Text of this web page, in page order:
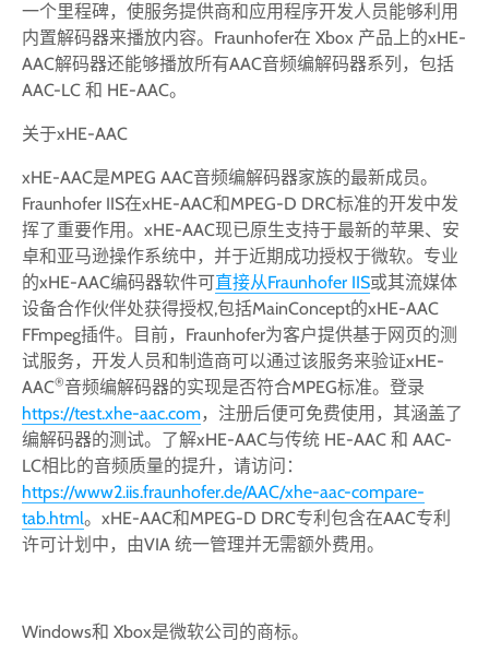
一个里程碑，使服务提供商和应用程序开发人员能够利用
内置解码器来播放内容。Fraunhofer在 Xbox 产品上的xHE-
AAC解码器还能够播放所有AAC音频编解码器系列，包括
AAC-LC 和 HE-AAC。
关于xHE-AAC
xHE-AAC是MPEG AAC音频编解码器家族的最新成员。
Fraunhofer IIS在xHE-AAC和MPEG-D DRC标准的开发中发
挥了重要作用。xHE-AAC现已原生支持于最新的苹果、安
卓和亚马逊操作系统中，并于近期成功授权于微软。专业
的xHE-AAC编码器软件可直接从Fraunhofer IIS或其流媒体
设备合作伙伴处获得授权,包括MainConcept的xHE-AAC
FFmpeg插件。目前，Fraunhofer为客户提供基于网页的测
试服务，开发人员和制造商可以通过该服务来验证xHE-
AAC®音频编解码器的实现是否符合MPEG标准。登录
https://test.xhe-aac.com，注册后便可免费使用，其涵盖了
编解码器的测试。了解xHE-AAC与传统 HE-AAC 和 AAC-
LC相比的音频质量的提升，请访问：
https://www2.iis.fraunhofer.de/AAC/xhe-aac-compare-
tab.html。xHE-AAC和MPEG-D DRC专利包含在AAC专利
许可计划中，由VIA 统一管理并无需额外费用。
Windows和 Xbox是微软公司的商标。